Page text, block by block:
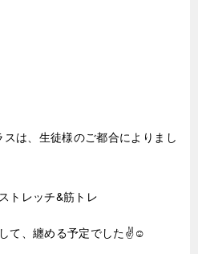
は、生徒様のご都合によりまし
トレッチ&筋トレ
て、纏める予定でした✌️☺️